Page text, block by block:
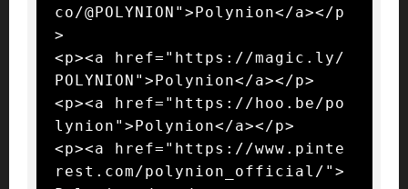
co/@POLYNION">Polynion</a></p
>
<p><a href="https://magic.ly/
POLYNION">Polynion</a></p>
<p><a href="https://hoo.be/po
lynion">Polynion</a></p>
<p><a href="https://www.pinte
rest.com/polynion_official/">